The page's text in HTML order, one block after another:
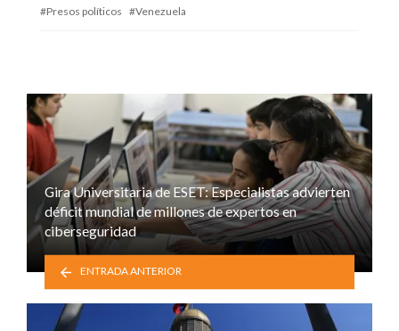
Presos políticos
Venezuela
Gira Universitaria de ESET: Especialistas advierten
déficit mundial de millones de expertos en
ciberseguridad
ENTRADA ANTERIOR